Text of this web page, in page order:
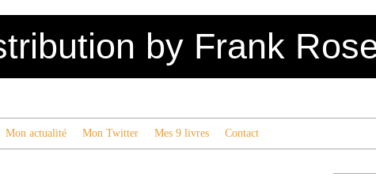
by Frank
Mon actualité Mon Twitter Mes 9 livres Contact